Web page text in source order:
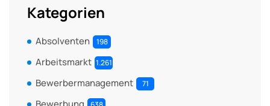
Kategorien
Absolventen 198
Arbeitsmarkt 1.261
Bewerbermanagement 71